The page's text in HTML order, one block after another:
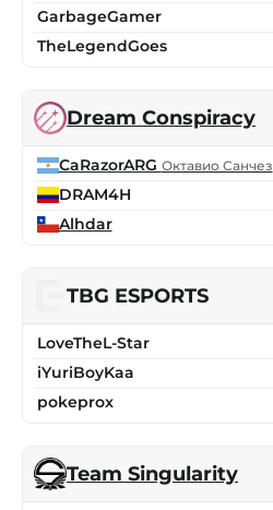
GarbageGamer
TheLegendGoes
Dream Conspiracy
CaRazorARG Октавио Санчез
DRAM4H
Alhdar
TBG ESPORTS
LoveTheL-Star
iYuriBoyKaa
pokeprox
Team Singularity